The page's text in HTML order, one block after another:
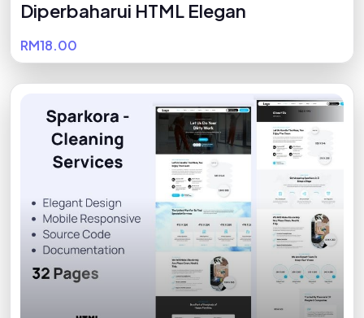
Diperbaharui HTML Elegan
RM18.00